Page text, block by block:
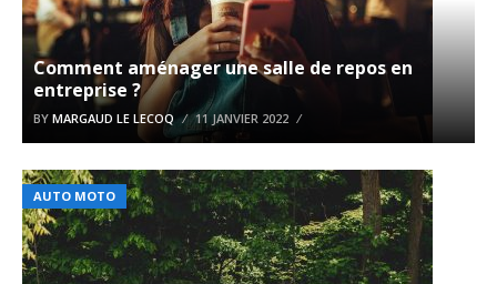
Comment aménager une salle de repos en
entreprise ?
BY MARGAUD LE LECOQ 11 JANVIER 2022
AUTO MOTO